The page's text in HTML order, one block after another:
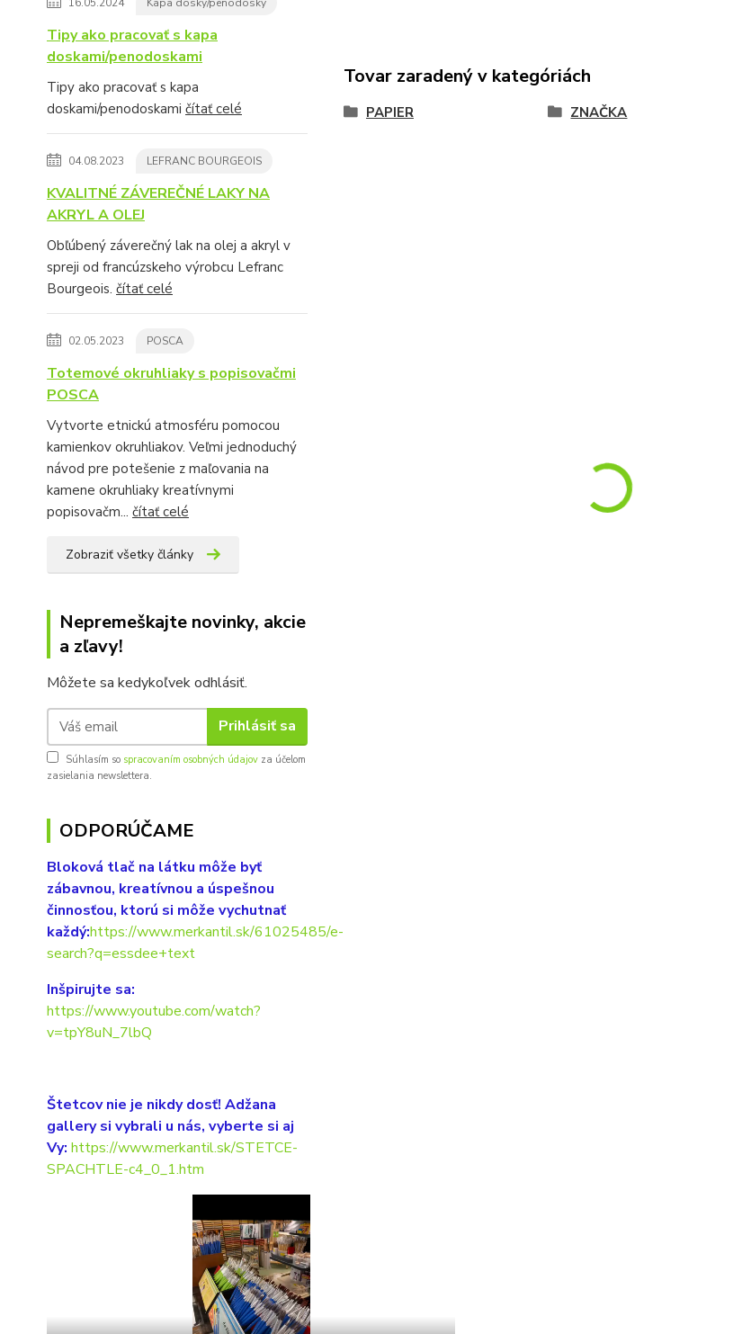
Tipy ako pracovať s kapa
doskami/penodoskami
Tipy ako pracovať s kapa
doskami/penodoskami čítať celé
04.08.2023 LEFRANC BOURGEOIS
KVALITNÉ ZÁVEREČNÉ LAKY NA
AKRYL A OLEJ
Obľúbený záverečný lak na olej a akryl v
spreji od francúzskeho výrobcu Lefranc
Bourgeois. čítať celé
02.05.2023 POSCA
Totemové okruhliaky s popisovačmi
POSCA
Vytvorte etnickú atmosféru pomocou
kamienkov okruhliakov. Veľmi jednoduchý
návod pre potešenie z maľovania na
kamene okruhliaky kreatívnymi
popisovačm... čítať celé
Zobraziť všetky články
Nepremeškajte novinky, akcie
a zľavy!
Môžete sa kedykoľvek odhlásiť.
Prihlásiť sa
Súhlasím so spracovaním osobných údajov za účelom
zasielania newslettera.
ODPORÚČAME
Bloková tlač na látku môže byť
zábavnou, kreatívnou a úspešnou
činnosťou, ktorú si môže vychutnať
každý:https://www.merkantil.sk/61025485/e-
search?q=essdee+text
Inšpirujte sa:
https://www.youtube.com/watch?
v=tpY8uN_7lbQ
Štetcov nie je nikdy dosť! Adžana
gallery si vybrali u nás, vyberte si aj
Vy: https://www.merkantil.sk/STETCE-
SPACHTLE-c4_0_1.htm
Tovar zaradený v kategóriách
PAPIER ZNAČKA